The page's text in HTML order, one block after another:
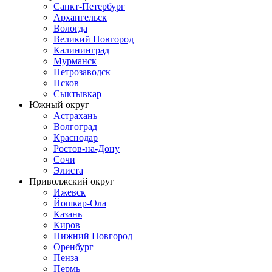
Санкт-Петербург
Архангельск
Вологда
Великий Новгород
Калининград
Мурманск
Петрозаводск
Псков
Сыктывкар
Южный округ
Астрахань
Волгоград
Краснодар
Ростов-на-Дону
Сочи
Элиста
Приволжский округ
Ижевск
Йошкар-Ола
Казань
Киров
Нижний Новгород
Оренбург
Пенза
Пермь